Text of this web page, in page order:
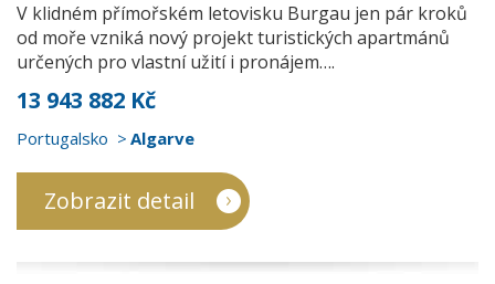
V klidném přímořském letovisku Burgau jen pár kroků
od moře vzniká nový projekt turistických apartmánů
určených pro vlastní užití i pronájem….
13 943 882 Kč
Portugalsko Algarve
Zobrazit detail